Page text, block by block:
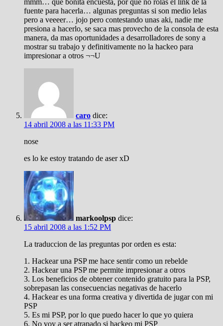
mmm… que bonita encuesta, por que no rolas el link de la
fuente para hacerla… algunas preguntas si son medio lelas
pero a veeeer… jojo pero contestando unas aki, nadie me
presiona a hacerlo, se saca mas provecho de la consola de esta
manera, da mas oportunidades a desarrolladores de sony a
mostrar su trabajo y definitivamente no la hackeo para
impresionar a otros ¬¬U
caro dice:
14 abril 2008 a las 11:33 PM
nose
es lo ke estoy tratando de aser xD
markoolpsp dice:
15 abril 2008 a las 1:52 PM
La traduccion de las preguntas por orden es esta:
1. Hackear una PSP me hace sentir como un rebelde
2. Hackear una PSP me permite impresionar a otros
3. Los beneficios de obtener contenido gratuito para la PSP,
sobrepasan las consecuencias negativas de hacerlo
4. Hackear es una forma creativa y divertida de jugar con mi
PSP
5. Es mi PSP, por lo que puedo hacer lo que yo quiera
6. No voy a ser atrapado si hackeo mi PSP